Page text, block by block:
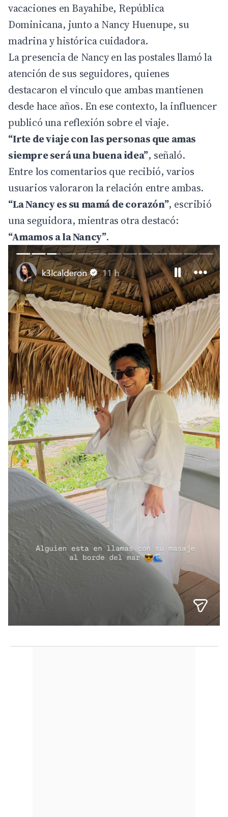
vacaciones en Bayahibe, República
Dominicana, junto a Nancy Huenupe, su
madrina y histórica cuidadora.
La presencia de Nancy en las postales llamó la
atención de sus seguidores, quienes
destacaron el vínculo que ambas mantienen
desde hace años. En ese contexto, la influencer
publicó una reflexión sobre el viaje.
“Irte de viaje con las personas que amas
siempre será una buena idea”, señaló.
Entre los comentarios que recibió, varios
usuarios valoraron la relación entre ambas.
“La Nancy es su mamá de corazón”, escribió
una seguidora, mientras otra destacó:
“Amamos a la Nancy”.